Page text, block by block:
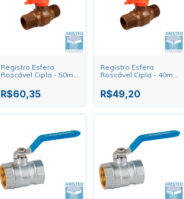
Registro Esfera
Roscável Cipla - 50mm
R$60,35
Registro Esfera
Roscável Cipla - 40mm
R$49,20